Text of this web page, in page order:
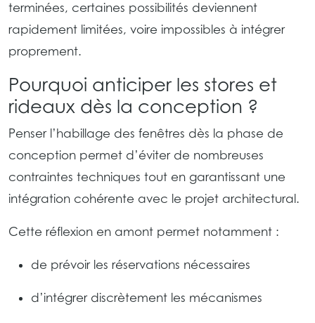
terminées, certaines possibilités deviennent
rapidement limitées, voire impossibles à intégrer
proprement.
Pourquoi anticiper les stores et
rideaux dès la conception ?
Penser l’habillage des fenêtres dès la phase de
conception permet d’éviter de nombreuses
contraintes techniques tout en garantissant une
intégration cohérente avec le projet architectural.
Cette réflexion en amont permet notamment :
de prévoir les réservations nécessaires
d’intégrer discrètement les mécanismes